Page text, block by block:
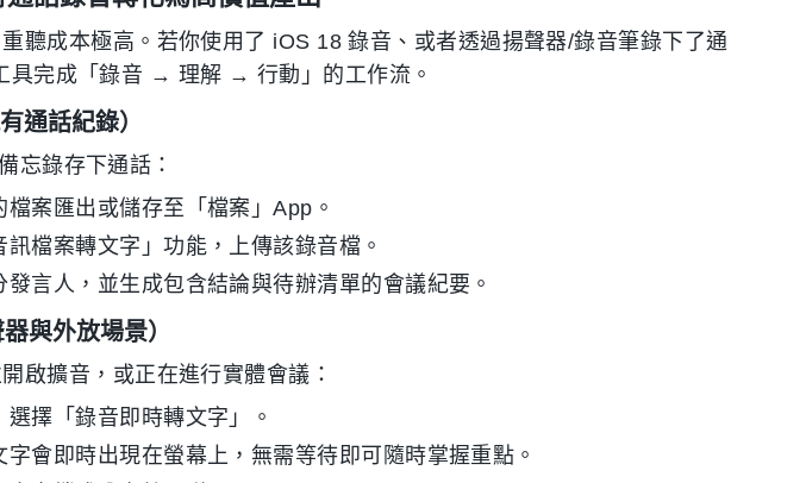
聽成本極高。若你使用了 iOS 18 錄音、或者透過揚聲器/錄音筆錄下了通
具完成「錄音 → 理解 → 行動」的工作流。
通話紀錄）
忘錄存下通話：
案匯出或儲存至「檔案」App。
檔案轉文字」功能，上傳該錄音檔。
言人，並生成包含結論與待辦清單的會議紀要。
與外放場景）
啟擴音，或正在進行實體會議：
擇「錄音即時轉文字」。
會即時出現在螢幕上，無需等待即可隨時掌握重點。